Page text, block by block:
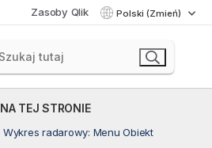
Zasoby Qlik Polski (Zmień)
NA TEJ STRONIE
Wykres radarowy: Menu Obiekt